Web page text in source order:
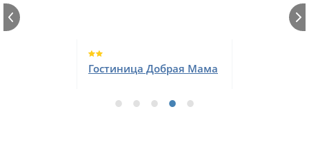
Гостиница Добрая Мама